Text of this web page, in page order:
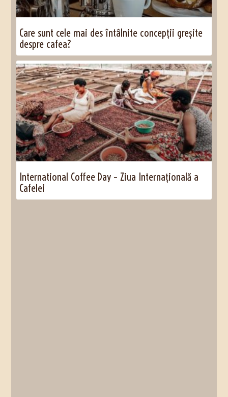
Care sunt cele mai des întâlnite concepții greșite
despre cafea?
International Coffee Day – Ziua Internațională a
Cafelei